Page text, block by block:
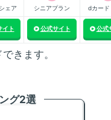
ェア シニアプラン dカード
イト 公式サイト 公式
きます。
グ2選